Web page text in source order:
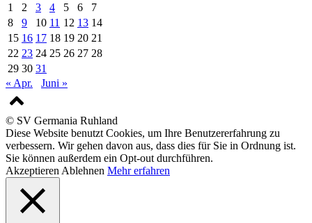
1
2 3 4 5 6
7
8
9 10 11 12 13 14
15 16 17 18 19 20 21
22 23 24 25 26 27 28
29 30 31
« Apr.
Juni »
© SV Germania Ruhland
Diese Website benutzt Cookies, um Ihre Benutzererfahrung zu
verbessern. Wir gehen davon aus, dass dies für Sie in Ordnung ist.
Sie können außerdem ein Opt-out durchführen.
Akzeptieren Ablehnen Mehr erfahren